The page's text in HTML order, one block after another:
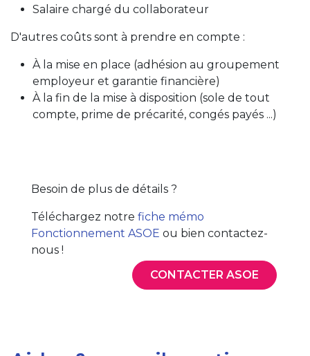
Salaire chargé du collaborateur
D'autres coûts sont à prendre en compte :
À la mise en place (adhésion au groupement
employeur et garantie financière)
À la fin de la mise à disposition (sole de tout
compte, prime de précarité, congés payés ...)
Besoin de plus de détails ?
Téléchargez notre fiche mémo
Fonctionnement ASOE ou bien contactez-
nous !
CONTACTER ASOE